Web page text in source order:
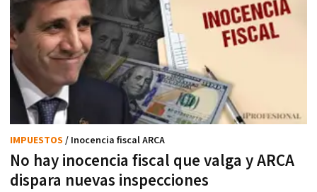
No hay inocencia fiscal que valga y ARCA
dispara nuevas inspecciones
IMPUESTOS / Inocencia fiscal ARCA